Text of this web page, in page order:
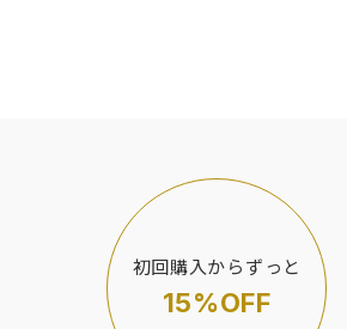
初回購入からずっと
15%OFF